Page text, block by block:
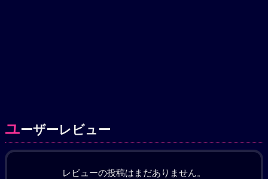
ユーザーレビュー
レビューの投稿はまだありません。